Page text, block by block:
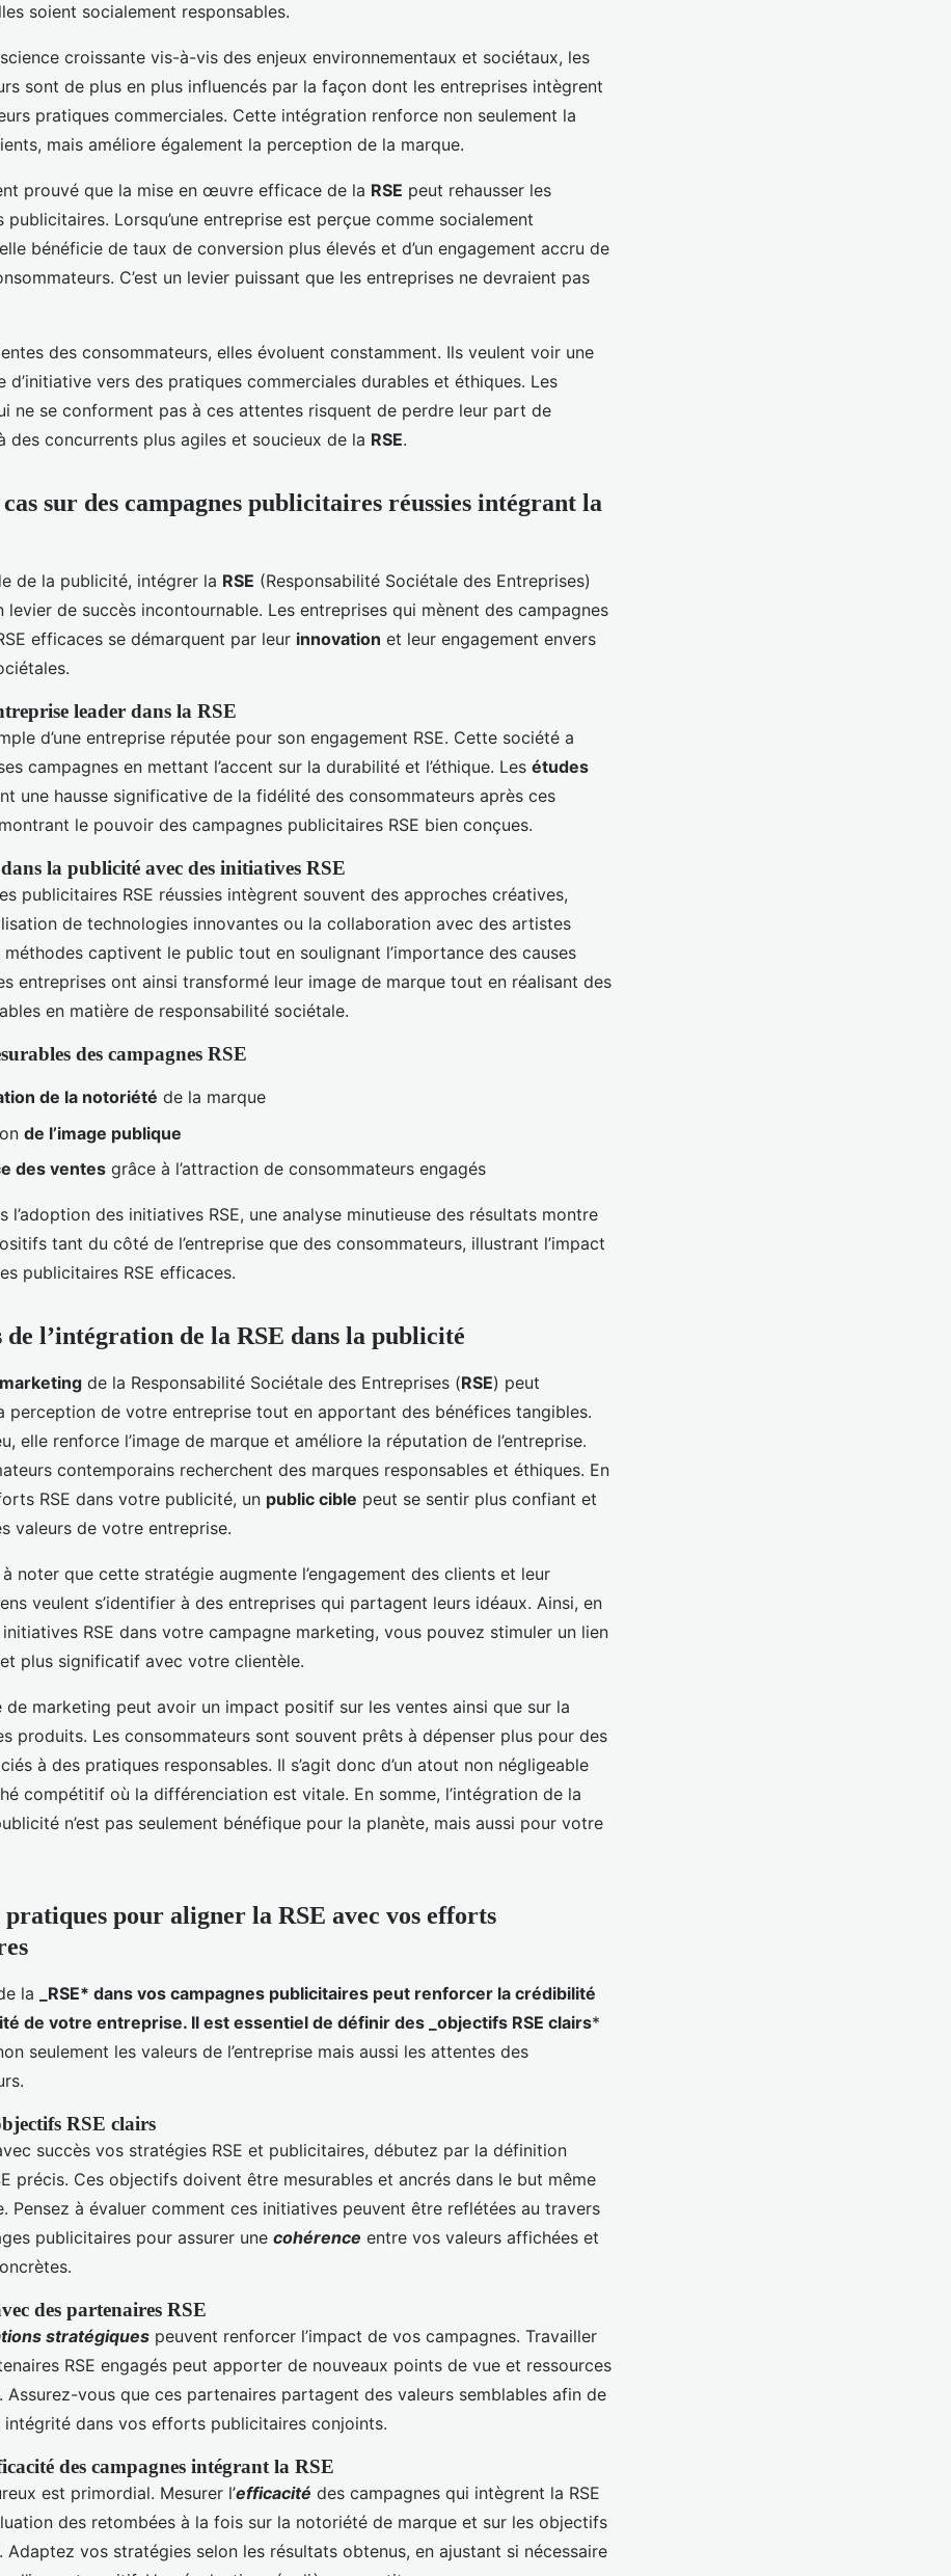
soient socialement responsables.
croissante vis-à-vis des enjeux environnementaux et sociétaux, les
sont de plus en plus influencés par la façon dont les entreprises intègrent
pratiques commerciales. Cette intégration renforce non seulement la
mais améliore également la perception de la marque.
prouvé que la mise en œuvre efficace de la RSE peut rehausser les
publicitaires. Lorsqu’une entreprise est perçue comme socialement
bénéficie de taux de conversion plus élevés et d’un engagement accru de
C’est un levier puissant que les entreprises ne devraient pas
des consommateurs, elles évoluent constamment. Ils veulent voir une
d’initiative vers des pratiques commerciales durables et éthiques. Les
ne se conforment pas à ces attentes risquent de perdre leur part de
des concurrents plus agiles et soucieux de la RSE.
sur des campagnes publicitaires réussies intégrant la
de la publicité, intégrer la RSE (Responsabilité Sociétale des Entreprises)
levier de succès incontournable. Les entreprises qui mènent des campagnes
efficaces se démarquent par leur innovation et leur engagement envers
leader dans la RSE
d’une entreprise réputée pour son engagement RSE. Cette société a
campagnes en mettant l’accent sur la durabilité et l’éthique. Les études
une hausse significative de la fidélité des consommateurs après ces
le pouvoir des campagnes publicitaires RSE bien conçues.
la publicité avec des initiatives RSE
publicitaires RSE réussies intègrent souvent des approches créatives,
de technologies innovantes ou la collaboration avec des artistes
méthodes captivent le public tout en soulignant l’importance des causes
entreprises ont ainsi transformé leur image de marque tout en réalisant des
en matière de responsabilité sociétale.
des campagnes RSE
de la notoriété de la marque
de l’image publique
des ventes grâce à l’attraction de consommateurs engagés
l’adoption des initiatives RSE, une analyse minutieuse des résultats montre
tant du côté de l’entreprise que des consommateurs, illustrant l’impact
publicitaires RSE efficaces.
de l’intégration de la RSE dans la publicité
de la Responsabilité Sociétale des Entreprises (RSE) peut
perception de votre entreprise tout en apportant des bénéfices tangibles.
elle renforce l’image de marque et améliore la réputation de l’entreprise.
contemporains recherchent des marques responsables et éthiques. En
RSE dans votre publicité, un public cible peut se sentir plus confiant et
valeurs de votre entreprise.
noter que cette stratégie augmente l’engagement des clients et leur
veulent s’identifier à des entreprises qui partagent leurs idéaux. Ainsi, en
RSE dans votre campagne marketing, vous pouvez stimuler un lien
plus significatif avec votre clientèle.
de marketing peut avoir un impact positif sur les ventes ainsi que sur la
produits. Les consommateurs sont souvent prêts à dépenser plus pour des
à des pratiques responsables. Il s’agit donc d’un atout non négligeable
compétitif où la différenciation est vitale. En somme, l’intégration de la
n’est pas seulement bénéfique pour la planète, mais aussi pour votre
pratiques pour aligner la RSE avec vos efforts
la
_RSE* dans vos campagnes publicitaires peut renforcer la crédibilité
de votre entreprise. Il est essentiel de définir des _objectifs RSE clairs*
seulement les valeurs de l’entreprise mais aussi les attentes des
RSE clairs
succès vos stratégies RSE et publicitaires, débutez par la définition
précis. Ces objectifs doivent être mesurables et ancrés dans le but même
Pensez à évaluer comment ces initiatives peuvent être reflétées au travers
publicitaires pour assurer une cohérence entre vos valeurs affichées et
des partenaires RSE
stratégiques peuvent renforcer l’impact de vos campagnes. Travailler
RSE engagés peut apporter de nouveaux points de vue et ressources
Assurez-vous que ces partenaires partagent des valeurs semblables afin de
intégrité dans vos efforts publicitaires conjoints.
des campagnes intégrant la RSE
est primordial. Mesurer l’efficacité des campagnes qui intègrent la RSE
des retombées à la fois sur la notoriété de marque et sur les objectifs
Adaptez vos stratégies selon les résultats obtenus, en ajustant si nécessaire